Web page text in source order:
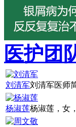
医护团
刘清军刘清军医师
杨淑莲杨淑莲，女